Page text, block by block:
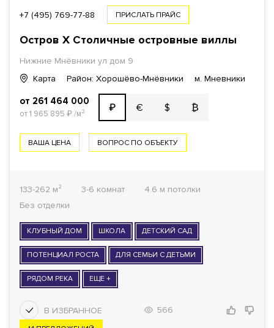
+7 (495) 769-77-88 ПРИСЛАТЬ ПРАЙС
Остров X Столичные островные виллы
Нижние Мнёвники ул дом 9
Карта
Район: Хорошёво-Мнёвники м. Мневники
от 261 464 000
от 1 965 895 ₽/м² ₽ € $ ₿
ВАША ЦЕНА ВОПРОС ПО ОБЪЕКТУ
133-262 м² 3-6 комнат
4.6 м потолки
Без отделки
КЛУБНЫЙ ДОМ ШКОЛА ДЕТСКИЙ САД
ПОТЕНЦИАЛ РОСТА ДЛЯ СЕМЬИ С ДЕТЬМИ
РЯДОМ РЕКА ЕЩЕ +
566